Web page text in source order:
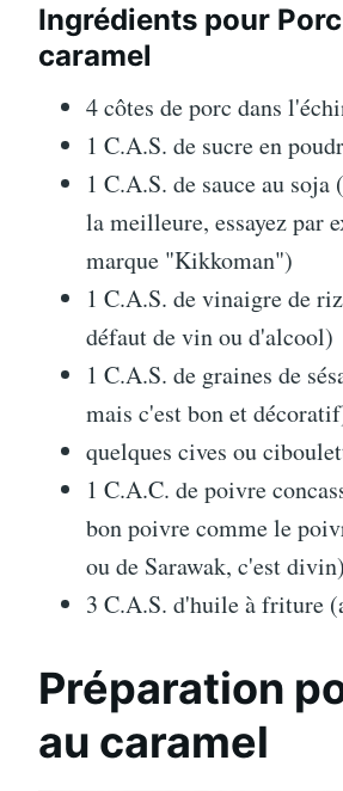
Ingrédients pour
caramel
4 côtes de porc dans
1 C.A.S. de sucre en
1 C.A.S. de sauce au soja
la meilleure, essayez par
marque "Kikkoman")
1 C.A.S. de vinaigre de
défaut de vin ou d'alcool)
1 C.A.S. de graines de
mais c'est bon et
quelques cives ou
1 C.A.C. de poivre
bon poivre comme le
ou de Sarawak, c'est divin)
3 C.A.S. d'huile à friture
Préparation
au caramel